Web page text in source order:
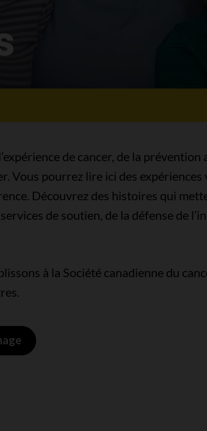
de cancer, de la
Vous pourrez lire ici des
Découvrez des histoires qui
de soutien, de la défense de
à la Société canadienne du